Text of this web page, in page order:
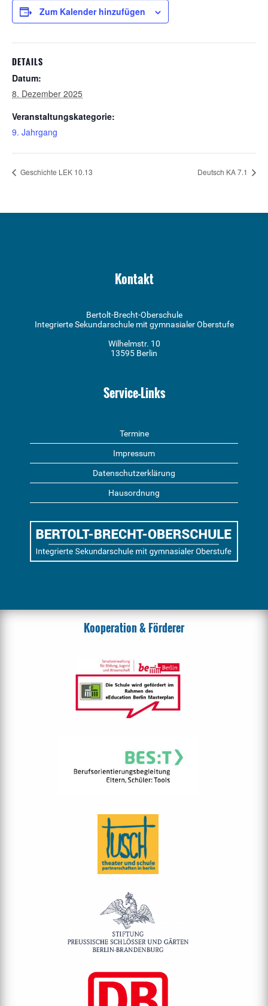
Zum Kalender hinzufügen
DETAILS
Datum:
8. Dezember 2025
Veranstaltungskategorie:
9. Jahrgang
Geschichte LEK 10.13 Deutsch KA 7.1
Kontakt
Bertolt-Brecht-Oberschule
Integrierte Sekundarschule mit gymnasialer Oberstufe
Wilhelmstr. 10
13595 Berlin
Service-Links
Termine
Impressum
Datenschutzerklärung
Hausordnung
Kooperation & Förderer